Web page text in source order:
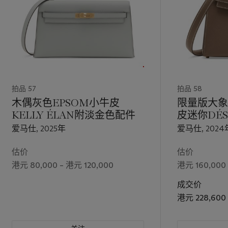
拍品 57
木偶灰色EPSOM小牛皮
KELLY ÉLAN附淡金色配件
爱马仕, 2025年
估价
港元 80,000 – 港元 120,000
拍品 58
限量版大
皮迷你
黄金配件
爱马仕, 2024
估价
港元
成交价
港元 228,600